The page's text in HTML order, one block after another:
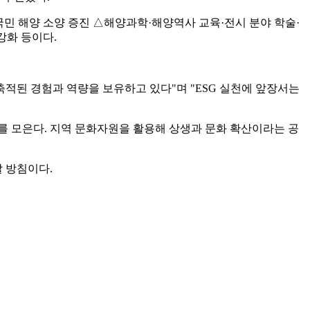
해양 소양 증진 △해양과학·해양역사 교육·전시 분야 학술·
화 등이다.
된 경험과 역량을 보유하고 있다"며 "ESG 실천에 앞장서는
모은다. 지역 문화자원을 활용해 상생과 문화 확산이라는 공
방침이다.